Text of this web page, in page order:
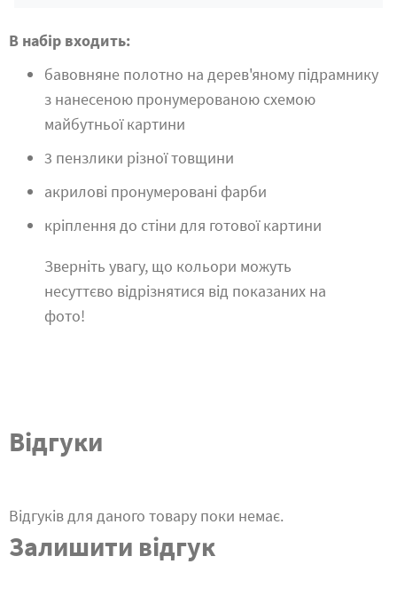
В набір входить:
бавовняне полотно на дерев'яному підрамнику
з нанесеною пронумерованою схемою
майбутньої картини
3 пензлики різної товщини
акрилові пронумеровані фарби
кріплення до стіни для готової картини
Зверніть увагу, що кольори можуть
несуттєво відрізнятися від показаних на
фото!
Відгуки
Відгуків для даного товару поки немає.
Залишити відгук